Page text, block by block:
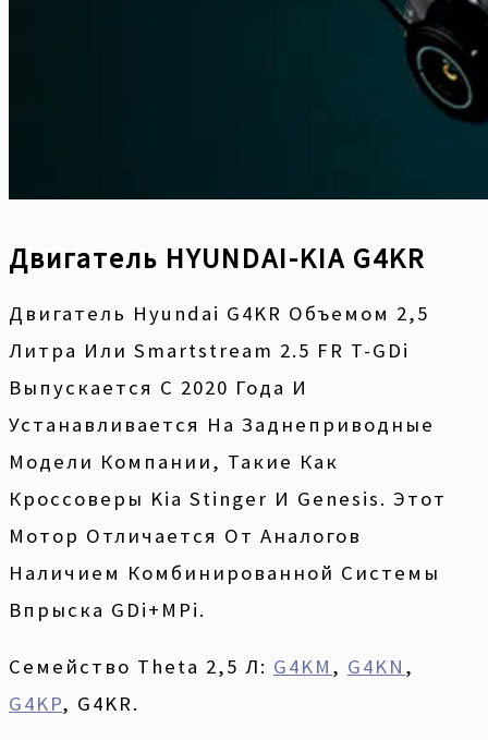
Двигатель HYUNDAI-KIA G4KR
Двигатель Hyundai G4KR Объемом 2,5
Литра Или Smartstream 2.5 FR T-GDi
Выпускается С 2020 Года И
Устанавливается На Заднеприводные
Модели Компании, Такие Как
Кроссоверы Kia Stinger И Genesis. Этот
Мотор Отличается От Аналогов
Наличием Комбинированной Системы
Впрыска GDi+MPi.
Семейство Theta 2,5 Л: G4KM , G4KN ,
G4KP, G4KR.